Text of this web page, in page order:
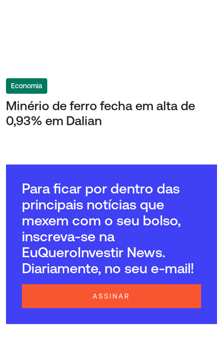
Economia
Minério de ferro fecha em alta de
0,93% em Dalian
Para ficar por dentro das
principais notícias que
mexem com o seu bolso,
inscreva-se na
EuQueroInvestir News.
Diariamente, no seu e-mail!
ASSINAR